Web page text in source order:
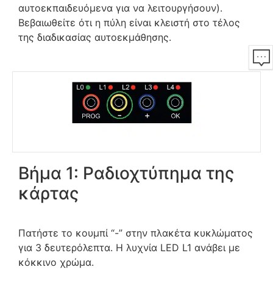
αυτοεκπαιδευόμενα για να λειτουργήσουν).
Βεβαιωθείτε ότι η πύλη είναι κλειστή στο τέλος
της διαδικασίας αυτοεκμάθησης.
Βήμα 1: Ραδιοχτύπημα της
κάρτας
Πατήστε το κουμπί “-” στην πλακέτα κυκλώματος
για 3 δευτερόλεπτα. Η λυχνία LED L1 ανάβει με
κόκκινο χρώμα.